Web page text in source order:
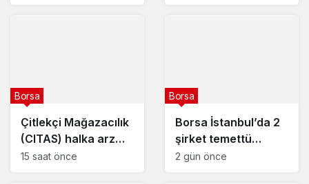
Çitlekçi Mağazacılık
(CITAS) halka arz
tarihleri açıklandı
Borsa
15 saat önce
Borsa İstanbul’da 2
şirket temettü
kararını açıkladı – 6
Borsa
2 gün önce